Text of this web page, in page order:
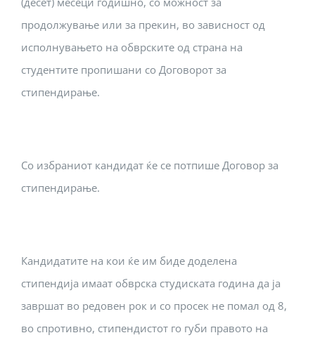
продолжување или за прекин, во зависност од
исполнувањето на обврските од страна на
студентите пропишани со Договорот за
стипендирање.
Со избраниот кандидат ќе се потпише Договор за
стипендирање.
Кандидатите на кои ќе им биде доделена
стипендија имаат обврска студиската година да ја
завршат во редовен рок и со просек не помал од 8,
во спротивно, стипендистот го губи правото на